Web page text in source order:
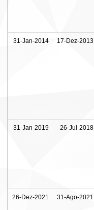
31-Jan-2014 17-Dez-2013
31-Jan-2019 26-Jul-2018
26-Dez-2021 31-Ago-2021